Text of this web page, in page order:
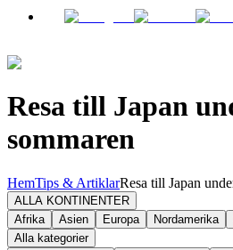
Resa till Japan
sommaren
HemTips & ArtiklarResa till Japan
ALLA KONTINENTER
Afrika
Asien Europa Nordamerika
Alla kategorier